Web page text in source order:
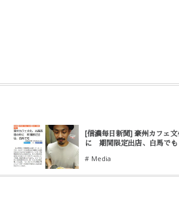
[信濃毎日新聞] 豪州カフェ
に 期間限定出店、白馬でも
Media